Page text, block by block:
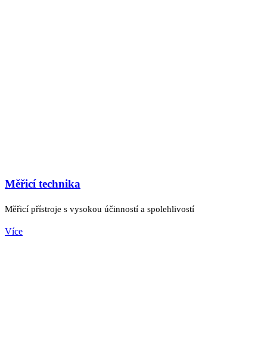
Měřicí technika
Měřicí přístroje s vysokou účinností a spolehlivostí
Více